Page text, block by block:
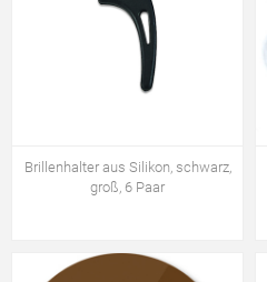
Brillenhalter aus Silikon, schwarz,
groß, 6 Paar